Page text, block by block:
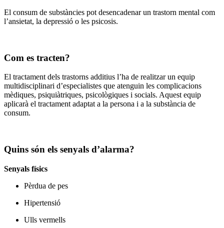
El consum de substàncies pot desencadenar un trastorn mental com
l’ansietat, la depressió o les psicosis.
Com es tracten?
El tractament dels trastorns additius l’ha de realitzar un equip
multidisciplinari d’especialistes que atenguin les complicacions
mèdiques, psiquiàtriques, psicològiques i socials. Aquest equip
aplicarà el tractament adaptat a la persona i a la substància de
consum.
Quins són els senyals d’alarma?
Senyals físics
Pèrdua de pes
Hipertensió
Ulls vermells